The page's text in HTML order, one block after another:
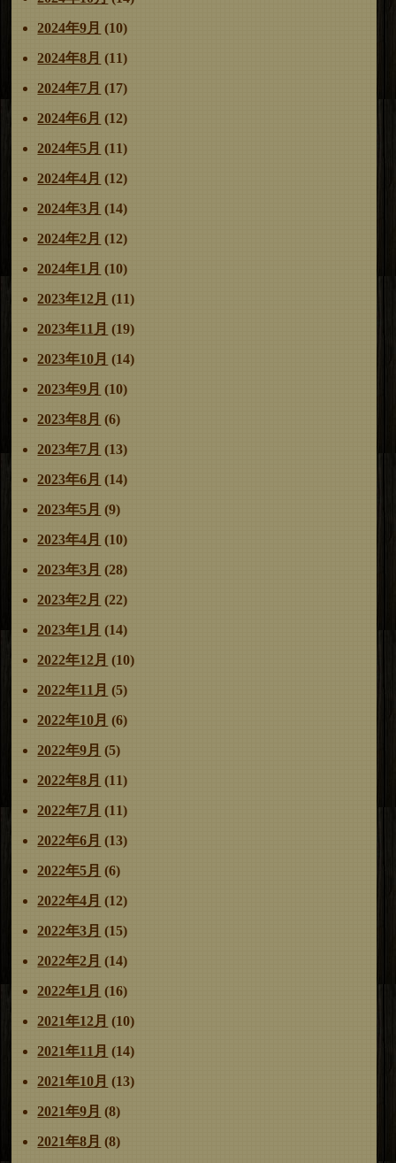
2024年9月 (10)
2024年8月 (11)
2024年7月 (17)
2024年6月 (12)
2024年5月 (11)
2024年4月 (12)
2024年3月 (14)
2024年2月 (12)
2024年1月 (10)
2023年12月 (11)
2023年11月 (19)
2023年10月 (14)
2023年9月 (10)
2023年8月 (6)
2023年7月 (13)
2023年6月 (14)
2023年5月 (9)
2023年4月 (10)
2023年3月 (28)
2023年2月 (22)
2023年1月 (14)
2022年12月 (10)
2022年11月 (5)
2022年10月 (6)
2022年9月 (5)
2022年8月 (11)
2022年7月 (11)
2022年6月 (13)
2022年5月 (6)
2022年4月 (12)
2022年3月 (15)
2022年2月 (14)
2022年1月 (16)
2021年12月 (10)
2021年11月 (14)
2021年10月 (13)
2021年9月 (8)
2021年8月 (8)